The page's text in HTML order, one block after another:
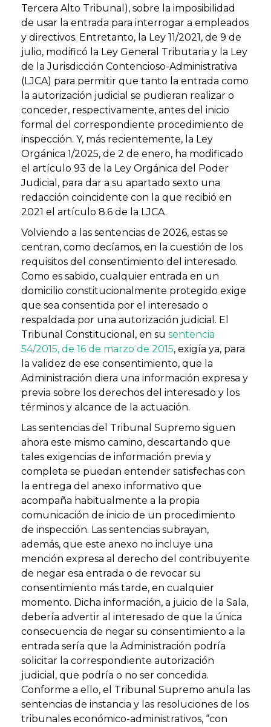
Tercera Alto Tribunal), sobre la imposibilidad
de usar la entrada para interrogar a empleados
y directivos. Entretanto, la Ley 11/2021, de 9 de
julio, modificó la Ley General Tributaria y la Ley
de la Jurisdicción Contencioso-Administrativa
(LJCA) para permitir que tanto la entrada como
la autorización judicial se pudieran realizar o
conceder, respectivamente, antes del inicio
formal del correspondiente procedimiento de
inspección. Y, más recientemente, la Ley
Orgánica 1/2025, de 2 de enero, ha modificado
el artículo 93 de la Ley Orgánica del Poder
Judicial, para dar a su apartado sexto una
redacción coincidente con la que recibió en
2021 el artículo 8.6 de la LJCA.
Volviendo a las sentencias de 2026, estas se
centran, como decíamos, en la cuestión de los
requisitos del consentimiento del interesado.
Como es sabido, cualquier entrada en un
domicilio constitucionalmente protegido exige
que sea consentida por el interesado o
respaldada por una autorización judicial. El
Tribunal Constitucional, en su sentencia
54/2015, de 16 de marzo de 2015, exigía ya, para
la validez de ese consentimiento, que la
Administración diera una información expresa y
previa sobre los derechos del interesado y los
términos y alcance de la actuación.
Las sentencias del Tribunal Supremo siguen
ahora este mismo camino, descartando que
tales exigencias de información previa y
completa se puedan entender satisfechas con
la entrega del anexo informativo que
acompaña habitualmente a la propia
comunicación de inicio de un procedimiento
de inspección. Las sentencias subrayan,
además, que este anexo no incluye una
mención expresa al derecho del contribuyente
de negar esa entrada o de revocar su
consentimiento más tarde, en cualquier
momento. Dicha información, a juicio de la Sala,
debería advertir al interesado de que la única
consecuencia de negar su consentimiento a la
entrada sería que la Administración podría
solicitar la correspondiente autorización
judicial, que podría o no ser concedida.
Conforme a ello, el Tribunal Supremo anula las
sentencias de instancia y las resoluciones de los
tribunales económico-administrativos, “con